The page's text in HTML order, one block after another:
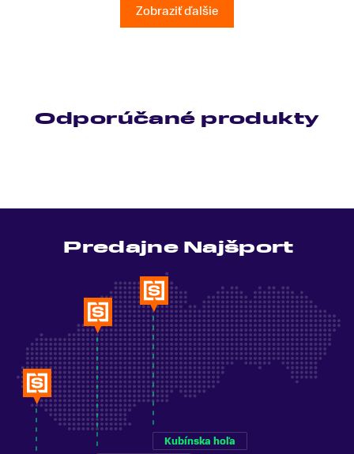
Ešte raz ďakujem.Zobraziť ďalšie
Odporúčané produkty
Predajne Najšport
Kubínska hoľa